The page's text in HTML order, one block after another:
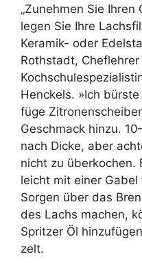
„Zunehmen Sie
legen Sie Ihre
Keramik- oder
Rothstadt, Cheflehrer
Henckels. »Ich
füge
Geschmack hinzu.
nach Dicke, aber
nicht zu überkochen.
leicht mit einer Gabel
Sorgen über das
des Lachs machen,
Spritzer Öl
zelt.